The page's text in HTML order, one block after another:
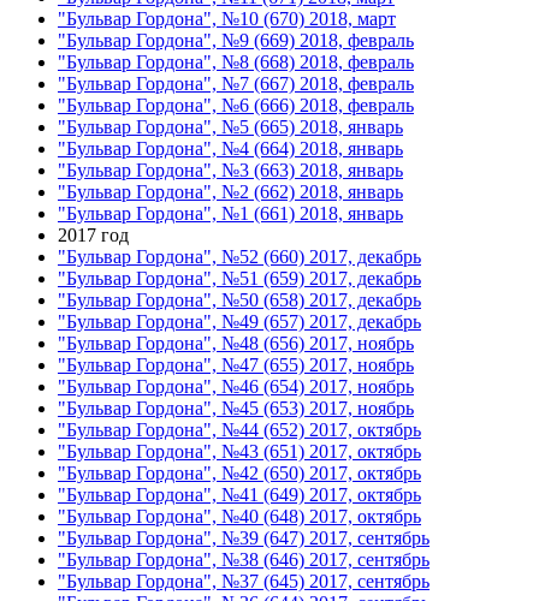
"Бульвар Гордона", №10 (670) 2018, март
"Бульвар Гордона", №9 (669) 2018, февраль
"Бульвар Гордона", №8 (668) 2018, февраль
"Бульвар Гордона", №7 (667) 2018, февраль
"Бульвар Гордона", №6 (666) 2018, февраль
"Бульвар Гордона", №5 (665) 2018, январь
"Бульвар Гордона", №4 (664) 2018, январь
"Бульвар Гордона", №3 (663) 2018, январь
"Бульвар Гордона", №2 (662) 2018, январь
"Бульвар Гордона", №1 (661) 2018, январь
2017 год
"Бульвар Гордона", №52 (660) 2017, декабрь
"Бульвар Гордона", №51 (659) 2017, декабрь
"Бульвар Гордона", №50 (658) 2017, декабрь
"Бульвар Гордона", №49 (657) 2017, декабрь
"Бульвар Гордона", №48 (656) 2017, ноябрь
"Бульвар Гордона", №47 (655) 2017, ноябрь
"Бульвар Гордона", №46 (654) 2017, ноябрь
"Бульвар Гордона", №45 (653) 2017, ноябрь
"Бульвар Гордона", №44 (652) 2017, октябрь
"Бульвар Гордона", №43 (651) 2017, октябрь
"Бульвар Гордона", №42 (650) 2017, октябрь
"Бульвар Гордона", №41 (649) 2017, октябрь
"Бульвар Гордона", №40 (648) 2017, октябрь
"Бульвар Гордона", №39 (647) 2017, сентябрь
"Бульвар Гордона", №38 (646) 2017, сентябрь
"Бульвар Гордона", №37 (645) 2017, сентябрь